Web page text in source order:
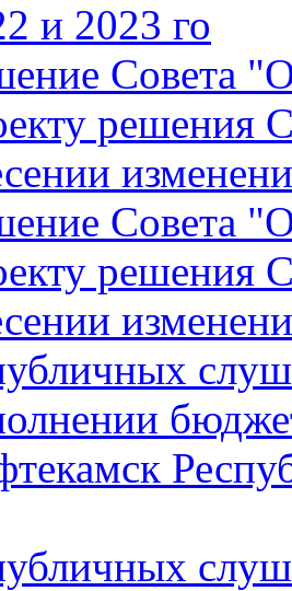
и 2023 го
Совета
решения
Совета
решения